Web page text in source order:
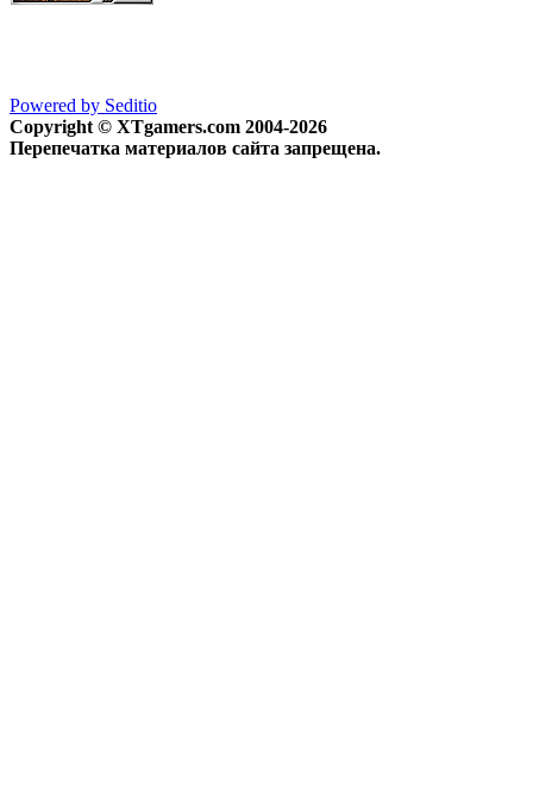
Powered by Seditio
Copyright © XTgamers.com 2004-2026
Перепечатка материалов сайта запрещена.